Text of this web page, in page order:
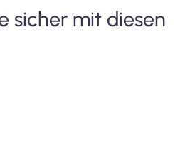
eSIM
sicher mit diesen